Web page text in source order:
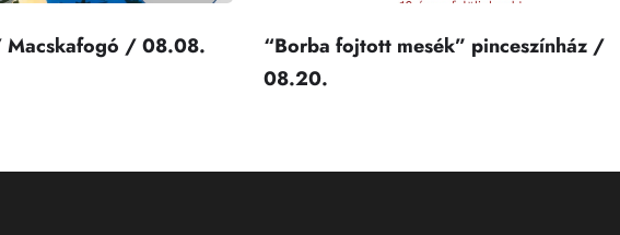
Macskafogó / 08.08.
“Borba fojtott mesék” pinceszínház /
08.20.